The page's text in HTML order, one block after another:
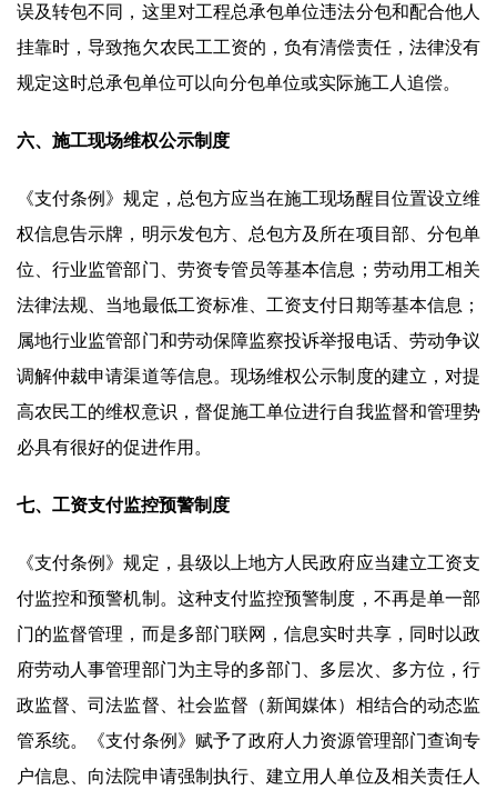
误及转包不同，这里对工程总承包单位违法分包和配合他人
挂靠时，导致拖欠农民工工资的，负有清偿责任，法律没有
规定这时总承包单位可以向分包单位或实际施工人追偿。
六、施工现场维权公示制度
《支付条例》规定，总包方应当在施工现场醒目位置设立维
权信息告示牌，明示发包方、总包方及所在项目部、分包单
位、行业监管部门、劳资专管员等基本信息；劳动用工相关
法律法规、当地最低工资标准、工资支付日期等基本信息；
属地行业监管部门和劳动保障监察投诉举报电话、劳动争议
调解仲裁申请渠道等信息。现场维权公示制度的建立，对提
高农民工的维权意识，督促施工单位进行自我监督和管理势
必具有很好的促进作用。
七、工资支付监控预警制度
《支付条例》规定，县级以上地方人民政府应当建立工资支
付监控和预警机制。这种支付监控预警制度，不再是单一部
门的监督管理，而是多部门联网，信息实时共享，同时以政
府劳动人事管理部门为主导的多部门、多层次、多方位，行
政监督、司法监督、社会监督（新闻媒体）相结合的动态监
管系统。《支付条例》赋予了政府人力资源管理部门查询专
户信息、向法院申请强制执行、建立用人单位及相关责任人